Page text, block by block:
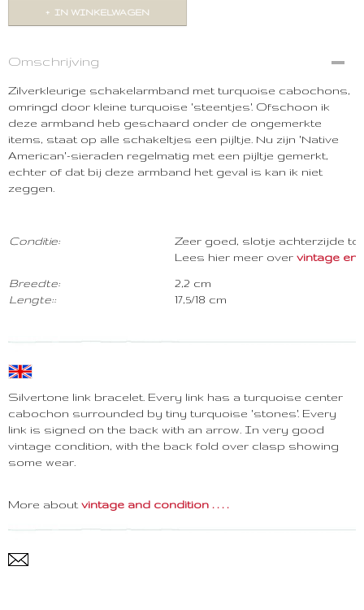
IN WINKELWAGEN
Omschrijving
Zilverkleurige schakelarmband met turquoise cabochons,
omringd door kleine turquoise 'steentjes'. Ofschoon ik
deze armband heb geschaard onder de ongemerkte
items, staat op alle schakeltjes een pijltje. Nu zijn 'Native
American'-sieraden regelmatig met een pijltje gemerkt,
echter of dat bij deze armband het geval is kan ik niet
zeggen.
Conditie:
Breedte:
Lengte::
Zeer goed, slotje achterzijde
Lees hier meer over vintage en
2,2 cm
17,5/18 cm
Silvertone link bracelet. Every link has a turquoise center
cabochon surrounded by tiny turquoise 'stones'. Every
link is signed on the back with an arrow. In very good
vintage condition, with the back fold over clasp showing
some wear.
More about vintage and condition . . . .